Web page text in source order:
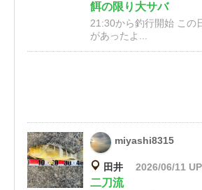
餌の限り大サバ
21:30から釣行開始 この
があったよ...
miyashi8315
田井 2026/06/11
二刀流